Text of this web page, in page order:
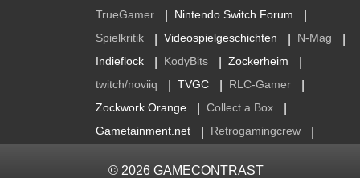
TrueGamer Nintendo Switch Forum
Spielkritik Videospielgeschichten N-Mag
Indieflock KodyBits Zockerheim
twitch/noviiq TVGC RLC-Gamer
Zockwork Orange Collect a Box
Gametainment.net Retrogamingcrew
© 2026 GAMECONTRAST